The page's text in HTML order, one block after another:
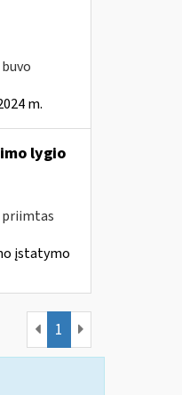
m.
lygio
priimtas
įstatymo
1